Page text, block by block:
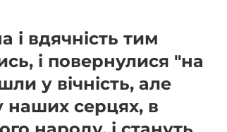
вдячність тим
і повернулися "на
у вічність, але
наших серцях, в